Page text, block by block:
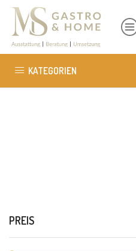
KATEGORIEN
PREIS